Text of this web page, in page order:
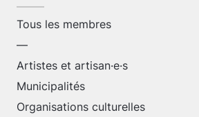
Tous les membres
—
Artistes et artisan·e·s
Municipalités
Organisations culturelles